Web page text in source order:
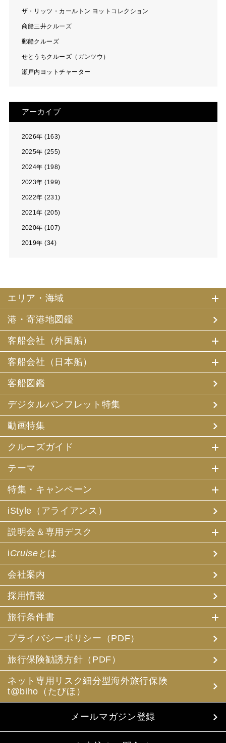
ザ・リッツ・カールトン ヨットコレクション
商船三井クルーズ
郵船クルーズ
せとうちクルーズ（ガンツウ）
瀬戸内ヨットチャーター
アーカイブ
2026年 (163)
2025年 (255)
2024年 (198)
2023年 (199)
2022年 (231)
2021年 (205)
2020年 (107)
2019年 (34)
エリア・海域
港・寄港地図鑑
客船会社（外国船）
客船会社（日本船）
客船図鑑
デジタルパンフレット特集
動画特集
クルーズガイド
テーマ
特集・キャンペーン
iStyle（アライアンス）
説明会＆専用デスク
iCruise とは
会社案内
採用情報
旅行条件書
プライバシーポリシー（PDF）
旅行保険勧誘方針（PDF）
ネット専用リスク細分型海外旅行保険
t@biho（たびほ）
メールマガジン登録